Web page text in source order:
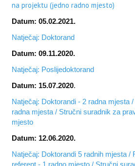
na projektu (jedno radno mjesto)
Datum: 05.02.2021.
Natječaj: Doktorand
Datum: 09.11.2020.
Natječaj: Poslijedoktorand
Datum: 15.07.2020.
Natječaj: Doktorandi - 2 radna mjesta
radna mjesta / Stručni suradnik za
mjesto
Datum: 12.06.2020.
Natječaj: Doktorandi 5 radnih mjesta /
referent - 1 radno mjesto / Stručni